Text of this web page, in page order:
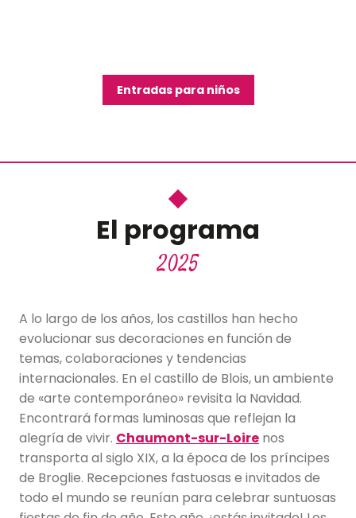
Entradas para niños
El programa
2025
A lo largo de los años, los castillos han hecho
evolucionar sus decoraciones en función de
temas, colaboraciones y tendencias
internacionales. En el castillo de Blois, un ambiente
de «arte contemporáneo» revisita la Navidad.
Encontrará formas luminosas que reflejan la
alegría de vivir. Chaumont-sur-Loire nos
transporta al siglo XIX, a la época de los príncipes
de Broglie. Recepciones fastuosas e invitados de
todo el mundo se reunían para celebrar suntuosas